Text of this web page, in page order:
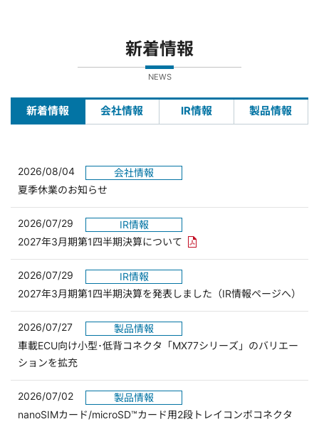
新着情報
NEWS
新着情報 会社情報 IR情報 製品情報
2026/08/04
会社情報
夏季休業のお知らせ
2026/07/29
IR情報
2027年3月期第1四半期決算について PDFリンクを新しいウィンド
2026/07/29
IR情報
2027年3月期第1四半期決算を発表しました（IR情報ページへ）
2026/07/27
製品情報
車載ECU向け小型･低背コネクタ「MX77シリーズ」のバリエー
ションを拡充
2026/07/02
製品情報
nanoSIMカード/microSD™カード用2段トレイコンボコネクタ